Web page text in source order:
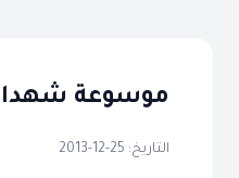
موسوعة شهداء
التاريخ: 25-12-2013